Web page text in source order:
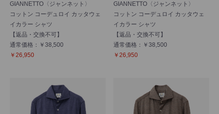
GIANNETTO〈ジャンネット〉
コットン コーデュロイ カッタウェ
イカラー シャツ
【返品・交換不可】
通常価格：￥38,500
￥26,950
GIANNETTO〈ジャンネット〉
コットン コーデュロイ カッタウェ
イカラー シャツ
【返品・交換不可】
通常価格：￥38,500
￥26,950